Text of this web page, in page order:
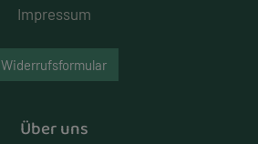
Impressum
Widerrufsformular
Über uns